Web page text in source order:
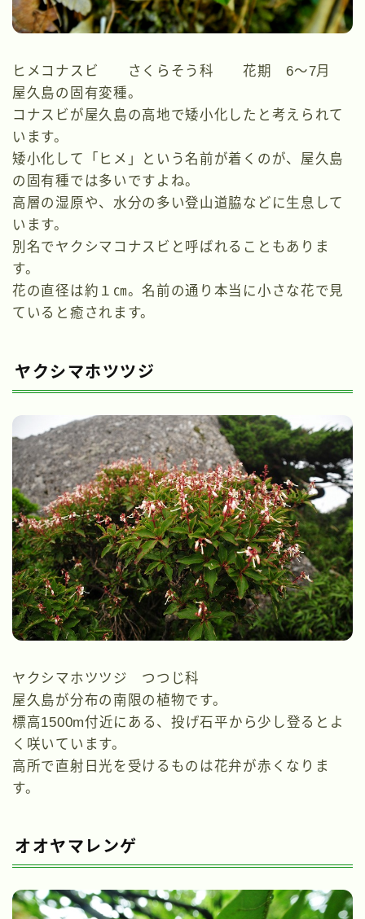
ヒメコナスビ さくらそう科 花期 6～7月
屋久島の固有変種。
コナスビが屋久島の高地で矮小化したと考えられて
います。
矮小化して「ヒメ」という名前が着くのが、屋久島
の固有種では多いですよね。
高層の湿原や、水分の多い登山道脇などに生息して
います。
別名でヤクシマコナスビと呼ばれることもありま
す。
花の直径は約１㎝。名前の通り本当に小さな花で見
ていると癒されます。
ヤクシマホツツジ
ヤクシマホツツジ つつじ科
屋久島が分布の南限の植物です。
標高1500m付近にある、投げ石平から少し登るとよ
く咲いています。
高所で直射日光を受けるものは花弁が赤くなりま
す。
オオヤマレンゲ